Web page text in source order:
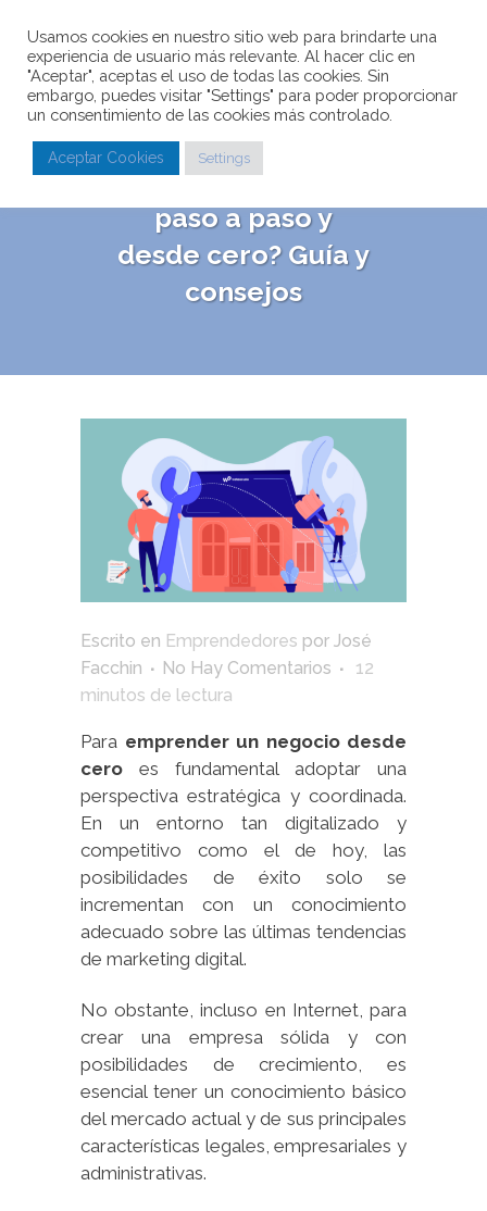
¿Cómo emprender
un negocio Online
paso a paso y
desde cero? Guía y
consejos
Escrito en Emprendedores por José
Facchin
No Hay Comentarios
12
minutos de lectura
Para emprender un negocio desde
cero es fundamental adoptar una
perspectiva estratégica y coordinada.
En un entorno tan digitalizado y
competitivo como el de hoy, las
posibilidades de éxito solo se
incrementan con un conocimiento
adecuado sobre las últimas tendencias
de marketing digital.
No obstante, incluso en Internet, para
crear una empresa sólida y con
posibilidades de crecimiento, es
esencial tener un conocimiento básico
del mercado actual y de sus principales
características legales, empresariales y
administrativas.
Usamos cookies en nuestro sitio web para brindarte una
experiencia de usuario más relevante. Al hacer clic en
"Aceptar", aceptas el uso de todas las cookies. Sin
embargo, puedes visitar "Settings" para poder proporcionar
un consentimiento de las cookies más controlado.
Aceptar Cookies Settings